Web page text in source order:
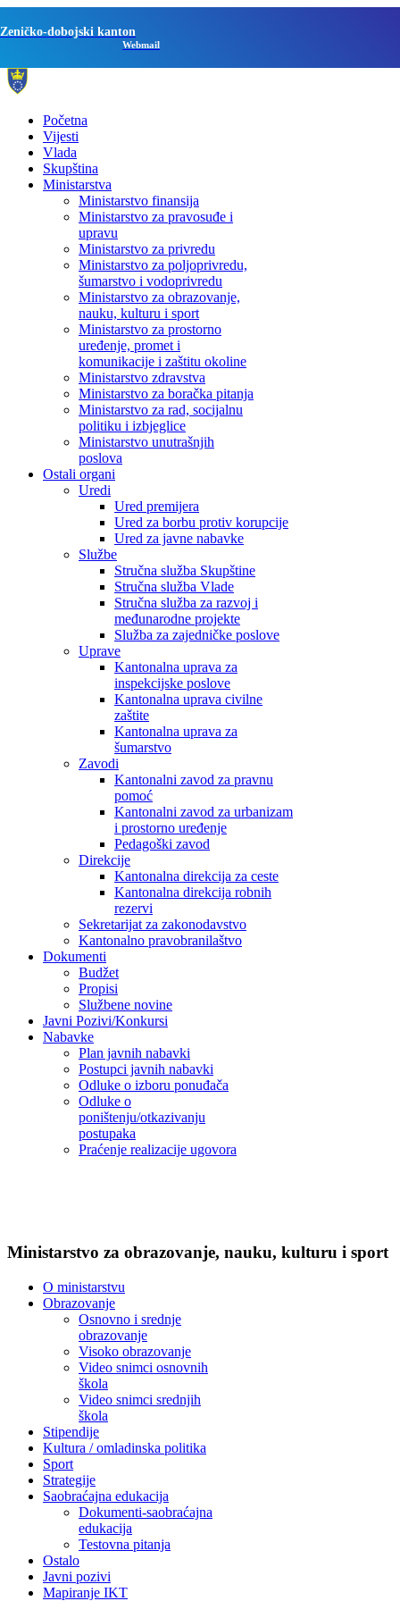
Zeničko-dobojski kanton
Webmail
Početna
Vijesti
Vlada
Skupština
Ministarstva
Ministarstvo finansija
Ministarstvo za pravosuđe i
upravu
Ministarstvo za privredu
Ministarstvo za poljoprivredu,
šumarstvo i vodoprivredu
Ministarstvo za obrazovanje,
nauku, kulturu i sport
Ministarstvo za prostorno
uređenje, promet i
komunikacije i zaštitu okoline
Ministarstvo zdravstva
Ministarstvo za boračka pitanja
Ministarstvo za rad, socijalnu
politiku i izbjeglice
Ministarstvo unutrašnjih
poslova
Ostali organi
Uredi
Ured premijera
Ured za borbu protiv korupcije
Ured za javne nabavke
Službe
Stručna služba Skupštine
Stručna služba Vlade
Stručna služba za razvoj i
međunarodne projekte
Služba za zajedničke poslove
Uprave
Kantonalna uprava za
inspekcijske poslove
Kantonalna uprava civilne
zaštite
Kantonalna uprava za
šumarstvo
Zavodi
Kantonalni zavod za pravnu
pomoć
Kantonalni zavod za urbanizam
i prostorno uređenje
Pedagoški zavod
Direkcije
Kantonalna direkcija za ceste
Kantonalna direkcija robnih
rezervi
Sekretarijat za zakonodavstvo
Kantonalno pravobranilaštvo
Dokumenti
Budžet
Propisi
Službene novine
Javni Pozivi/Konkursi
Nabavke
Plan javnih nabavki
Postupci javnih nabavki
Odluke o izboru ponuđača
Odluke o
poništenju/otkazivanju
postupaka
Praćenje realizacije ugovora
Ministarstvo za obrazovanje, nauku, kulturu i sport
O ministarstvu
Obrazovanje
Osnovno i srednje
obrazovanje
Visoko obrazovanje
Video snimci osnovnih
škola
Video snimci srednjih
škola
Stipendije
Kultura / omladinska politika
Sport
Strategije
Saobraćajna edukacija
Dokumenti-saobraćajna
edukacija
Testovna pitanja
Ostalo
Javni pozivi
Mapiranje IKT